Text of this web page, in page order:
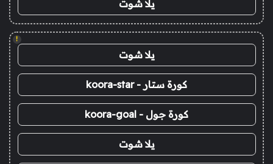
يلا شوت
!
يلا شوت
كورة ستار - koora-star
كورة جول - koora-goal
يلا شوت